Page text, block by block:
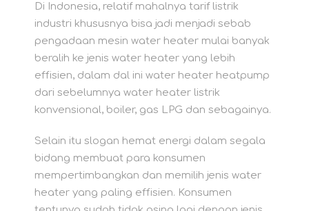
Di Indonesia, relatif mahalnya tarif listrik
industri khususnya bisa jadi menjadi sebab
pengadaan mesin water heater mulai banyak
beralih ke jenis water heater yang lebih
effisien, dalam dal ini water heater heatpump
dari sebelumnya water heater listrik
konvensional, boiler, gas LPG dan sebagainya.
Selain itu slogan hemat energi dalam segala
bidang membuat para konsumen
mempertimbangkan dan memilih jenis water
heater yang paling effisien. Konsumen